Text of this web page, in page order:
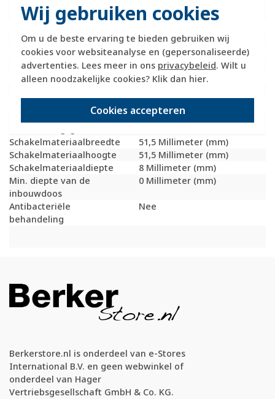
Wij gebruiken cookies
Om u de beste ervaring te bieden gebruiken wij
cookies voor websiteanalyse en (gepersonaliseerde)
advertenties. Lees meer in ons privacybeleid. Wilt u
alleen noodzakelijke cookies? Klik dan hier.
Cookies accepteren
(vergelijkbaar)
Met stofbescherming
Met opdruk
Nee
Slagvastheid
IK05
Incl. connectoren
Nee
Draagring
Nee
IP20
Schakelmateriaalbreedte
51,5 Millimeter (mm)
Schakelmateriaalhoogte
51,5 Millimeter (mm)
Schakelmateriaaldiepte
8 Millimeter (mm)
Min. diepte van de
inbouwdoos
0 Millimeter (mm)
Antibacteriële
behandeling
Nee
Berkerstore.nl is onderdeel van e-Stores
International B.V. en geen webwinkel of
onderdeel van Hager
Vertriebsgesellschaft GmbH & Co. KG.